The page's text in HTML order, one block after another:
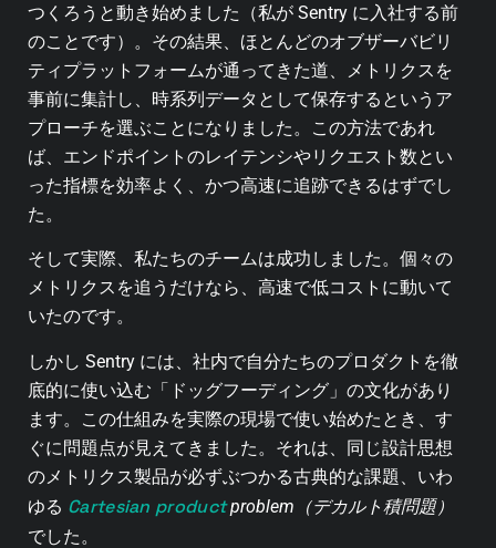
つくろうと動き始めました（私が Sentry に入社する前
のことです）。その結果、ほとんどのオブザーバビリ
ティプラットフォームが通ってきた道、メトリクスを
事前に集計し、時系列データとして保存するというア
プローチを選ぶことになりました。この方法であれ
ば、エンドポイントのレイテンシやリクエスト数とい
った指標を効率よく、かつ高速に追跡できるはずでし
た。
そして実際、私たちのチームは成功しました。個々の
メトリクスを追うだけなら、高速で低コストに動いて
いたのです。
しかし Sentry には、社内で自分たちのプロダクトを徹
底的に使い込む「ドッグフーディング」の文化があり
ます。この仕組みを実際の現場で使い始めたとき、す
ぐに問題点が見えてきました。それは、同じ設計思想
のメトリクス製品が必ずぶつかる古典的な課題、いわ
ゆる Cartesian productproblem（デカルト積問題）
でした。